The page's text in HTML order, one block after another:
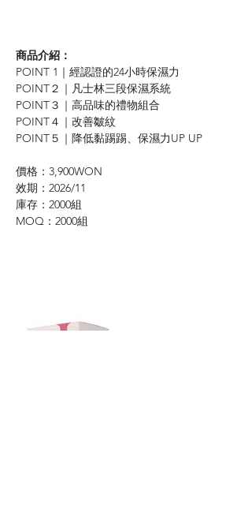
商品介紹：
POINT 1｜經認證的24小時保濕力
POINT２｜凡士林三段保濕系統
POINT３｜高品味的禮物組合
POINT４｜改善皺紋
POINT５｜降低黏踢踢、保濕力UP UP
價格：3,900WON
效期：2026/11
庫存：2000組
MOQ：2000組